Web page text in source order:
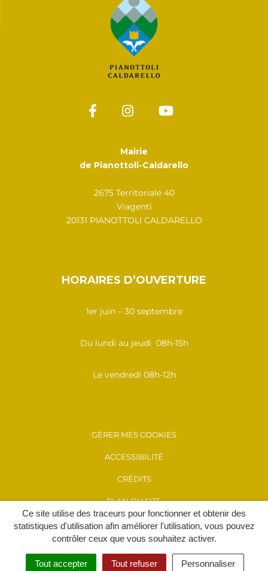
Ce site utilise des traceurs pour fonctionner et obtenir des
statistiques d'utilisation afin améliorer l'utilisation, vous pouvez
contrôler ceux que vous souhaitez activer.
Tout accepter Tout refuser Personnaliser
Mairie
de Pianottoli-Caldarello
2675 Territoriale 40
Viagenti
20131 PIANOTTOLI CALDARELLO
HORAIRES D’OUVERTURE
1er juin – 30 septembre
Du lundi au jeudi 08h-15h
Le vendredi 08h-12h
GÉRER MES COOKIES
ACCESSIBILITÉ
CRÉDITS
PLAN DU SITE
MENTIONS LÉGALES
POLITIQUE DE CONFIDENTIALITÉ